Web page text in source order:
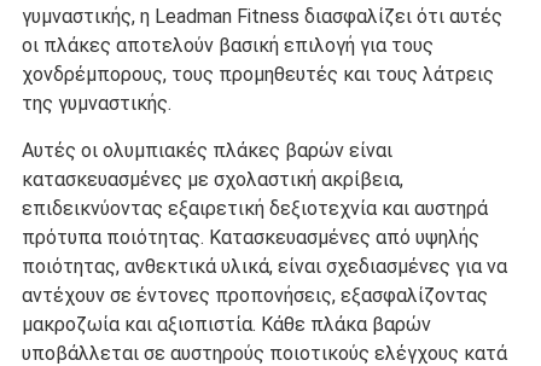
γυμναστικής, η Leadman Fitness διασφαλίζει ότι αυτές
οι πλάκες αποτελούν βασική επιλογή για τους
χονδρέμπορους, τους προμηθευτές και τους λάτρεις
της γυμναστικής.
Αυτές οι ολυμπιακές πλάκες βαρών είναι
κατασκευασμένες με σχολαστική ακρίβεια,
επιδεικνύοντας εξαιρετική δεξιοτεχνία και αυστηρά
πρότυπα ποιότητας. Κατασκευασμένες από υψηλής
ποιότητας, ανθεκτικά υλικά, είναι σχεδιασμένες για να
αντέχουν σε έντονες προπονήσεις, εξασφαλίζοντας
μακροζωία και αξιοπιστία. Κάθε πλάκα βαρών
υποβάλλεται σε αυστηρούς ποιοτικούς ελέγχους κατά